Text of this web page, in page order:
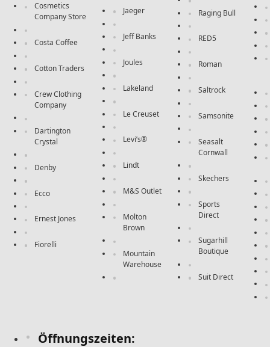
Cosmetics
Company Store
Costa Coffee
Cotton Traders
Crew Clothing
Company
Dartington
Crystal
Denby
Ecco
Ernest Jones
Fiorelli
Jaeger
Jeff Banks
Joules
Lakeland
Le Creuset
Levi’s®
Lindt
M&S Outlet
Molton
Brown
Mountain
Warehouse
Raging Bull
RED5
Roman
Saltrock
Samsonite
Seasalt
Cornwall
Skechers
Sports
Direct
Sugarhill
Boutique
Suit Direct
Öffnungszeiten: